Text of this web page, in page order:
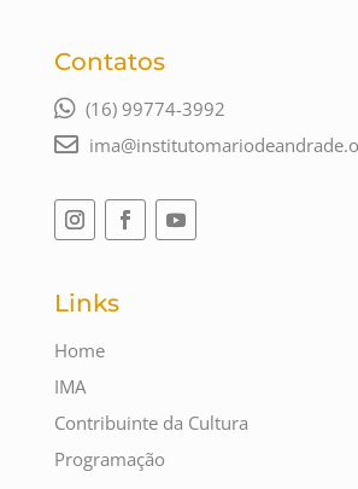
Contatos
(16) 99774-3992
Links
Home
IMA
Contribuinte da Cultura
Programação